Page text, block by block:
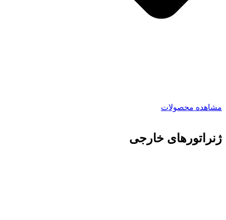
مشاهده محصولات
ژنراتورهای خارجی